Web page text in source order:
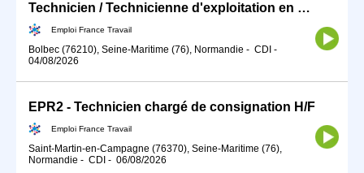
Technicien / Technicienne d'exploitation en production d'énergie (H/F)
Emploi France Travail
Bolbec (76210), Seine-Maritime (76), Normandie - CDI -
04/08/2026
EPR2 - Technicien chargé de consignation H/F
Emploi France Travail
Saint-Martin-en-Campagne (76370), Seine-Maritime (76),
Normandie - CDI - 06/08/2026